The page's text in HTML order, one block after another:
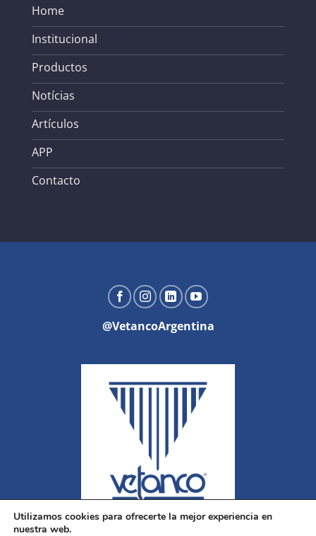
Home
Institucional
Productos
Notícias
Artículos
APP
Contacto
@VetancoArgentina
Utilizamos cookies para ofrecerte la mejor experiencia en
nuestra web.